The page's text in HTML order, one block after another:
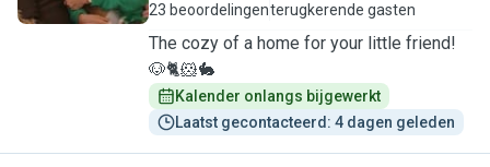
23 beoordelingenterugkerende gasten
The cozy of a home for your little friend!
🐶🐈🐹🐇
Kalender onlangs bijgewerkt
Laatst gecontacteerd: 4 dagen geleden